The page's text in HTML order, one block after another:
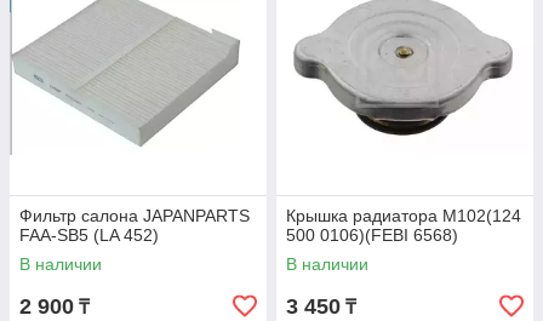
Фильтр салона JAPANPARTS
FAA-SB5 (LA 452)
В наличии
2 900 ₸
Крышка радиатора M102(124
500 0106)(FEBI 6568)
В наличии
3 450 ₸